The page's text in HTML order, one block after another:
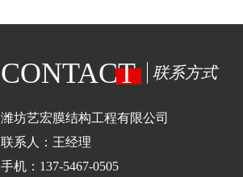
CONTACT 联系方式
潍坊艺宏膜结构工程有限公司
联系人：王经理
手机：137-5467-0505